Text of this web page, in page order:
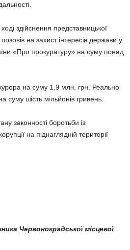
здійснення представницької
на захист інтересів держави у
«Про прокуратуру» на суму понад
на суму 1,9 млн. грн. Реально
суму шість мільйонів гривень.
законності боротьби із
на піднаглядній території
Червоноградської місцевої